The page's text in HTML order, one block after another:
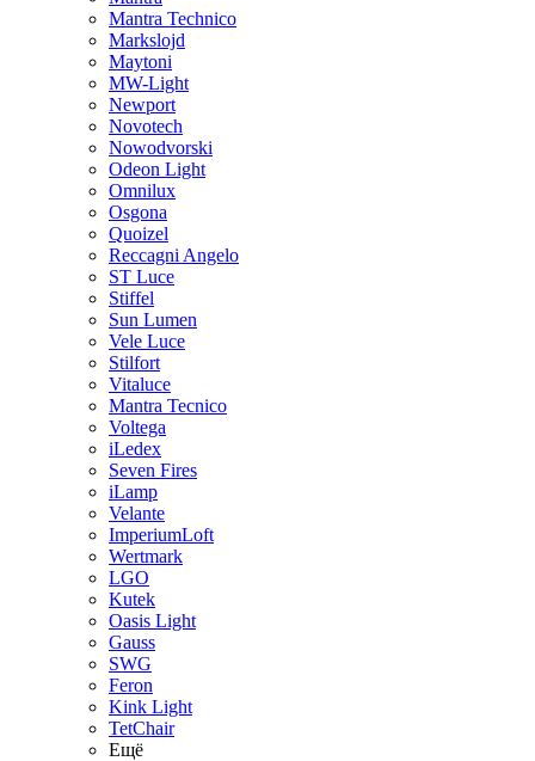
Mantra Technico
Markslojd
Maytoni
MW-Light
Newport
Novotech
Nowodvorski
Odeon Light
Omnilux
Osgona
Quoizel
Reccagni Angelo
ST Luce
Stiffel
Sun Lumen
Vele Luce
Stilfort
Vitaluce
Mantra Tecnico
Voltega
iLedex
Seven Fires
iLamp
Velante
ImperiumLoft
Wertmark
LGO
Kutek
Oasis Light
Gauss
SWG
Feron
Kink Light
TetСhair
Ещё